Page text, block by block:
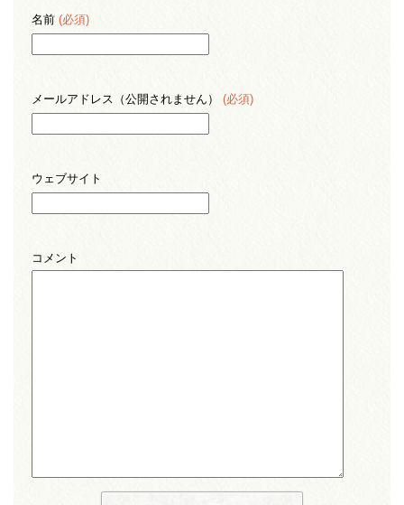
名前 (必須)
メールアドレス（公開されません） (必須)
ウェブサイト
コメント